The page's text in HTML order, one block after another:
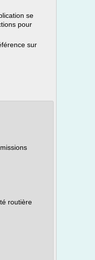
se
pour
sur
routière